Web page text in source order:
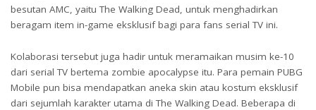
besutan AMC, yaitu The Walking Dead, untuk menghadirkan
beragam item in-game eksklusif bagi para fans serial TV ini.
Kolaborasi tersebut juga hadir untuk meramaikan musim ke-10
dari serial TV bertema zombie apocalypse itu. Para pemain PUBG
Mobile pun bisa mendapatkan aneka skin atau kostum eksklusif
dari sejumlah karakter utama di The Walking Dead. Beberapa di